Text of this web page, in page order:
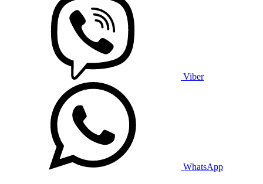
Viber
WhatsApp